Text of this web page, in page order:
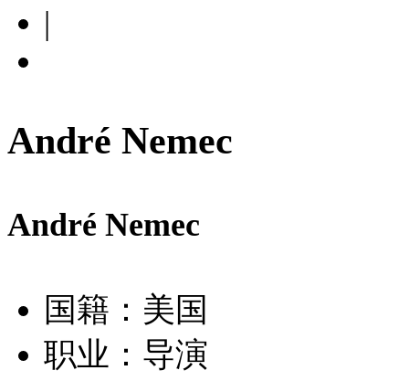
|
André Nemec
André Nemec
国籍：美国
职业：导演